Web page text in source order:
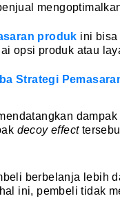
produk ini bisa
opsi produk atau
Strategi
decoy effect
berbelanja lebih
ini, pembeli tidak